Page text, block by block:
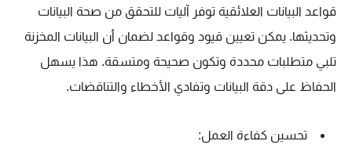
قواعد البيانات العلائقية توفر آليات للتحقق من صحة البيانات
وتحديثها. يمكن تعيين قيود وقواعد لضمان أن البيانات المخزنة
تلبي متطلبات محددة وتكون صحيحة ومتسقة. هذا يسهل
الحفاظ على دقة البيانات وتفادي الأخطاء والتناقضات.
تحسين كفاءة العمل: